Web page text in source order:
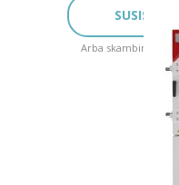
Arba skambinkite: